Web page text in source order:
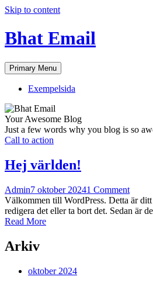
Skip to content
Bhat Email
Primary Menu
Exempelsida
Your Awesome Blog
Just a few words why you blog is so
Call to action
Hej världen!
Admin7 oktober 20241 Comment
Välkommen till WordPress. Detta är
redigera det eller ta bort det. Sedan är
Read More
Arkiv
oktober 2024